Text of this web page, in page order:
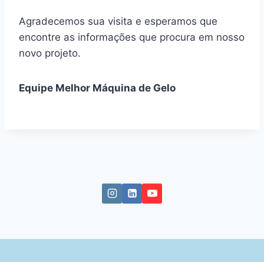
Agradecemos sua visita e esperamos que
encontre as informações que procura em nosso
novo projeto.
Equipe Melhor Máquina de Gelo